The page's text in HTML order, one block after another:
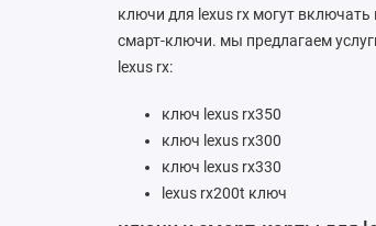
ключи для lexus rx могут
смарт-ключи. мы предлагаем
lexus rx:
ключ lexus rx350
ключ lexus rx300
ключ lexus rx330
lexus rx200t ключ